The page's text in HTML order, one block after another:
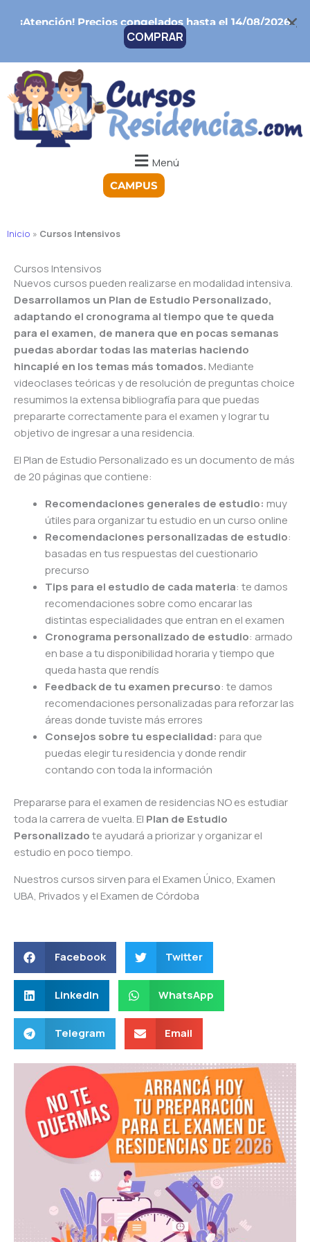
¡Atención!Precios congelados hasta el 14/08/2026
COMPRAR
Menú
CAMPUS
Inicio » Cursos Intensivos
Cursos Intensivos
Nuevos cursos pueden realizarse en modalidad intensiva.
Desarrollamos un Plan de Estudio Personalizado,
adaptando el cronograma al tiempo que te queda
para el examen, de manera que en pocas semanas
puedas abordar todas las materias haciendo
hincapié en los temas más tomados. Mediante
videoclases teóricas y de resolución de preguntas choice
resumimos la extensa bibliografía para que puedas
prepararte correctamente para el examen y lograr tu
objetivo de ingresar a una residencia.
El Plan de Estudio Personalizado es un documento de más
de 20 páginas que contiene:
Recomendaciones generales de estudio: muy
útiles para organizar tu estudio en un curso online
Recomendaciones personalizadas de estudio:
basadas en tus respuestas del cuestionario
precurso
Tips para el estudio de cada materia: te damos
recomendaciones sobre como encarar las
distintas especialidades que entran en el examen
Cronograma personalizado de estudio: armado
en base a tu disponibilidad horaria y tiempo que
queda hasta que rendís
Feedback de tu examen precurso: te damos
recomendaciones personalizadas para reforzar las
áreas donde tuviste más errores
Consejos sobre tu especialidad: para que
puedas elegir tu residencia y donde rendir
contando con toda la información
Prepararse para el examen de residencias NO es estudiar
toda la carrera de vuelta. El Plan de Estudio
Personalizadote ayudará a priorizar y organizar el
estudio en poco tiempo.
Nuestros cursos sirven para el Examen Único, Examen
UBA, Privados y el Examen de Córdoba
Facebook Twitter
LinkedIn WhatsApp
Telegram Email